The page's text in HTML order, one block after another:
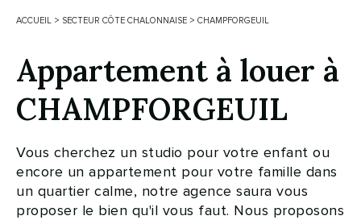
ACCUEIL > SECTEUR CÔTE CHALONNAISE > CHAMPFORGEUIL
Appartement à louer à
CHAMPFORGEUIL
Vous cherchez un studio pour votre enfant ou
encore un appartement pour votre famille dans
un quartier calme, notre agence saura vous
proposer le bien qu'il vous faut. Nous proposons